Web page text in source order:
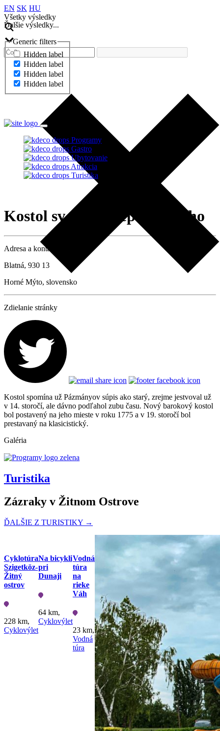
EN SK HU
Všetky výsledky
Ďalšie výsledky...
Generic filters
Hidden label
Hidden label
Hidden label
Hidden label
Ďalšie výsledky...
Programy
Gastro
Ubytovanie
Atrakcia
Turistika
Kostol sv. Jána Nepomuckého
Adresa a kontaktné údaje
Blatná, 930 13
Horné Mýto, slovensko
Zdielanie stránky
Kostol spomína už Pázmányov súpis ako starý, zrejme jestvoval už
v 14. storočí, ale dávno podľahol zubu času. Nový barokový kostol
bol postavený na jeho mieste v roku 1775 a v 19. storočí bol
prestavaný na klasicistický.
Galéria
Turistika
Zázraky v Žitnom Ostrove
ĎALŠIE Z TURISTIKY →
Cyklotúra
Szigetköz-
Žitný
ostrov
228 km,
Cyklovýlet
Na bicykli
pri
Dunaji
64 km,
Cyklovýlet
Vodná
túra
na
rieke
Váh
23 km,
Vodná
túra